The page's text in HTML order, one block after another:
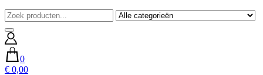
0
€ 0,00